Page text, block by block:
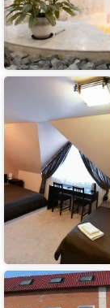
Гостиница
Гостиница
Солнечная